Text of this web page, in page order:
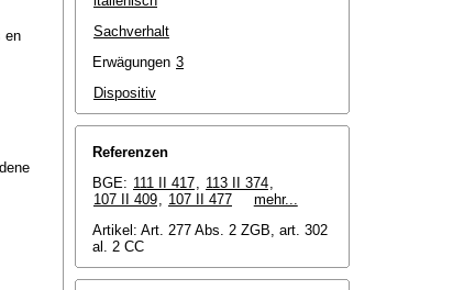
en
Sachverhalt
Erwägungen 3
Dispositiv
Referenzen
BGE: 111 II 417, 113 II 374,
107 II 409, 107 II 477
mehr...
Artikel: Art. 277 Abs. 2 ZGB, art. 302
al. 2 CC